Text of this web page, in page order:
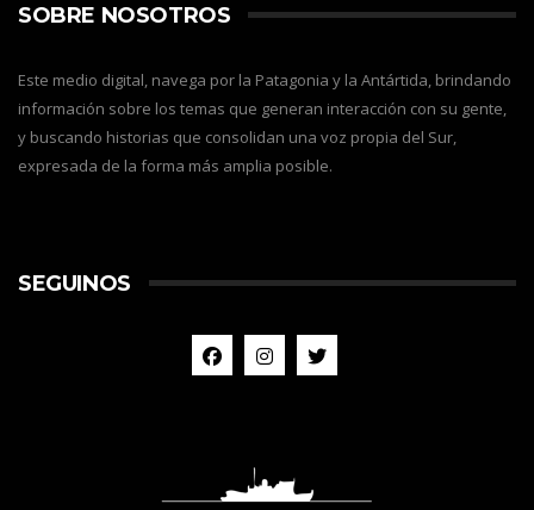
SOBRE NOSOTROS
Este medio digital, navega por la Patagonia y la Antártida, brindando
información sobre los temas que generan interacción con su gente,
y buscando historias que consolidan una voz propia del Sur,
expresada de la forma más amplia posible.
SEGUINOS